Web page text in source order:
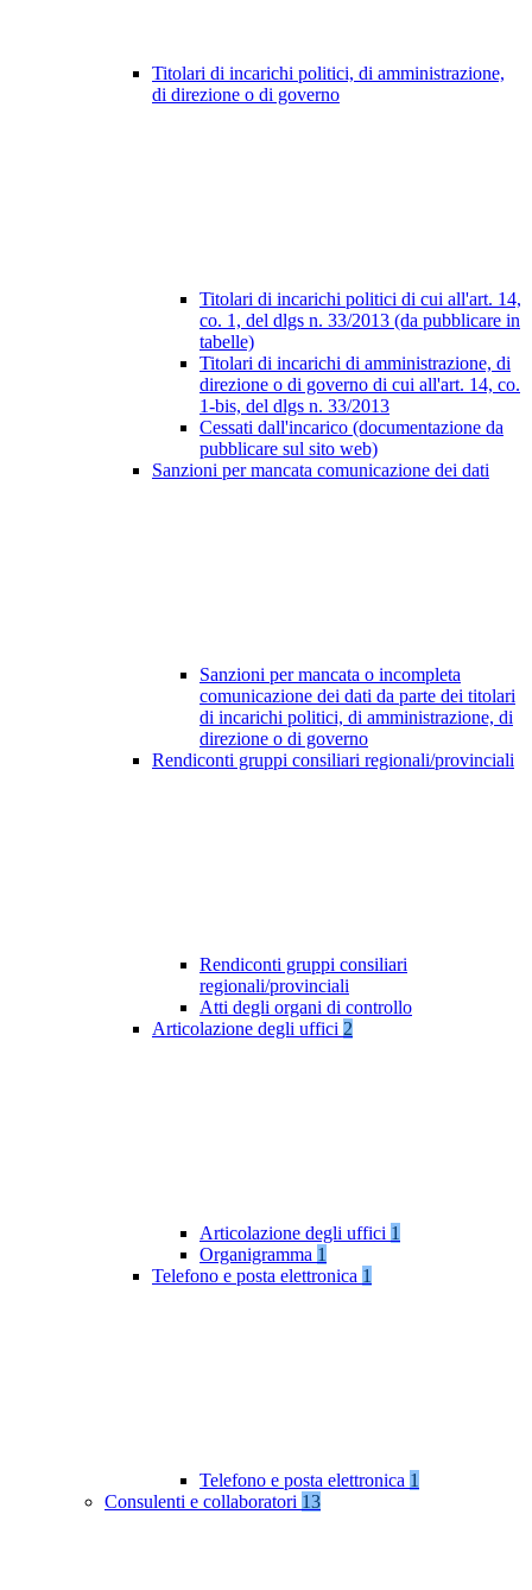
Titolari di incarichi politici, di amministrazione,
di direzione o di governo
Titolari di incarichi politici di cui all'art. 14,
co. 1, del dlgs n. 33/2013 (da pubblicare in
tabelle)
Titolari di incarichi di amministrazione, di
direzione o di governo di cui all'art. 14, co.
1-bis, del dlgs n. 33/2013
Cessati dall'incarico (documentazione da
pubblicare sul sito web)
Sanzioni per mancata comunicazione dei dati
Sanzioni per mancata o incompleta
comunicazione dei dati da parte dei titolari
di incarichi politici, di amministrazione, di
direzione o di governo
Rendiconti gruppi consiliari regionali/provinciali
Rendiconti gruppi consiliari
regionali/provinciali
Atti degli organi di controllo
Articolazione degli uffici 2
Articolazione degli uffici 1
Organigramma 1
Telefono e posta elettronica 1
Telefono e posta elettronica 1
Consulenti e collaboratori 13